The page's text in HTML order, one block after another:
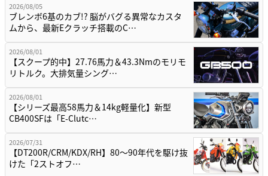
2026/08/05
ブレンボ6基のカブ!? 脳がバグる異常なカスタ
ムから、最新Eクラッチ搭載のC…
2026/08/01
【スクープ的中】27.76馬力＆43.3Nmのモリモ
リトルク。大排気量シング…
2026/08/01
【シリーズ最高58馬力＆14kg軽量化】新型
CB400SFは「E-Clutc…
2026/07/31
【DT200R/CRM/KDX/RH】80〜90年代を駆け抜
けた「2ストオフ…